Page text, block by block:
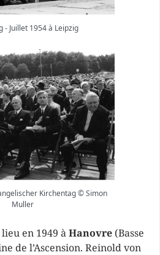
- Juillet 1954 à Leipzig
Kirchentag © Simon
Muller
en 1949 àHanovre (Basse
de l’Ascension. Reinold von